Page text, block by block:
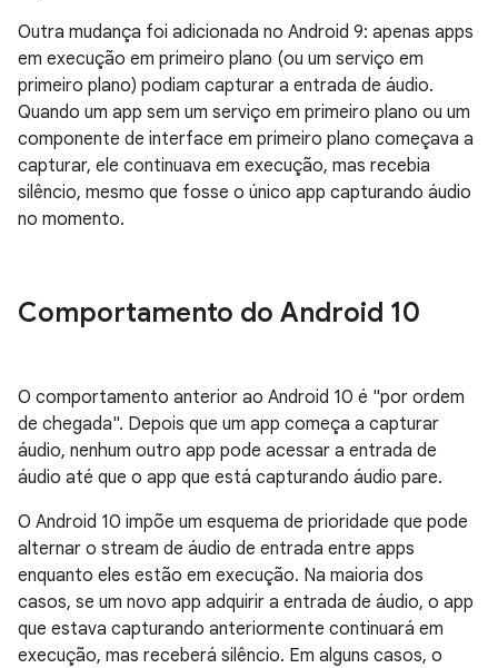
Outra mudança foi adicionada no Android 9: apenas apps
em execução em primeiro plano (ou um serviço em
primeiro plano) podiam capturar a entrada de áudio.
Quando um app sem um serviço em primeiro plano ou um
componente de interface em primeiro plano começava a
capturar, ele continuava em execução, mas recebia
silêncio, mesmo que fosse o único app capturando áudio
no momento.
Comportamento do Android 10
O comportamento anterior ao Android 10 é "por ordem
de chegada". Depois que um app começa a capturar
áudio, nenhum outro app pode acessar a entrada de
áudio até que o app que está capturando áudio pare.
O Android 10 impõe um esquema de prioridade que pode
alternar o stream de áudio de entrada entre apps
enquanto eles estão em execução. Na maioria dos
casos, se um novo app adquirir a entrada de áudio, o app
que estava capturando anteriormente continuará em
execução, mas receberá silêncio. Em alguns casos, o